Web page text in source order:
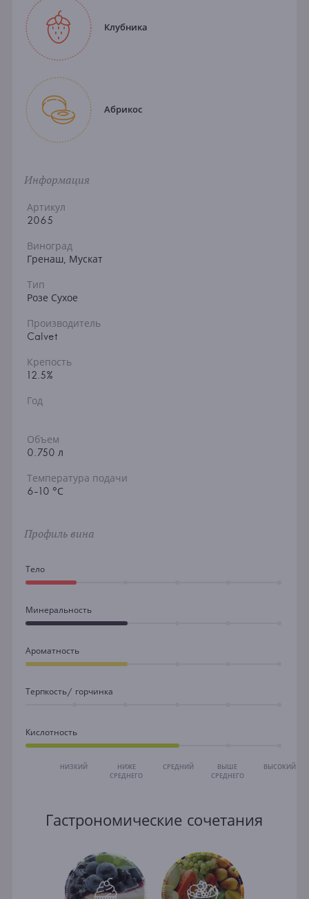
Клубника
Абрикос
Информация
Артикул
2065
Виноград
Гренаш, Мускат
Тип
Розе Сухое
Производитель
Calvet
Крепость
12.5%
Год
Объем
0.750 л
Температура подачи
6-10 °С
Профиль вина
Тело
Минеральность
Ароматность
Терпкость/ горчинка
Кислотность
НИЗКИЙ
НИЖЕ
СРЕДНЕГО
СРЕДНИЙ
ВЫШЕ
СРЕДНЕГО
ВЫСОКИЙ
Гастрономические сочетания